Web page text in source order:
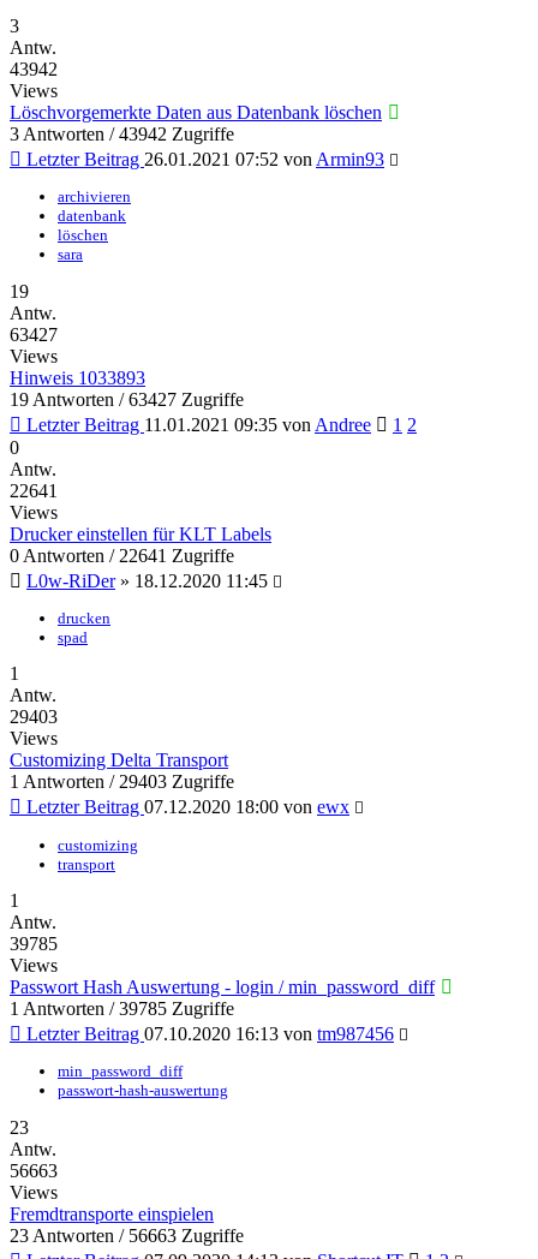
3
Antw.
43942
Views
Löschvorgemerkte Daten aus Datenbank löschen
3 Antworten / 43942 Zugriffe
Letzter Beitrag 26.01.2021 07:52 von Armin93
archivieren
datenbank
löschen
sara
19
Antw.
63427
Views
Hinweis 1033893
19 Antworten / 63427 Zugriffe
Letzter Beitrag 11.01.2021 09:35 von Andree 1 2
0
Antw.
22641
Views
Drucker einstellen für KLT Labels
0 Antworten / 22641 Zugriffe
L0w-RiDer» 18.12.2020 11:45
drucken
spad
1
Antw.
29403
Views
Customizing Delta Transport
1 Antworten / 29403 Zugriffe
Letzter Beitrag 07.12.2020 18:00 von ewx
customizing
transport
1
Antw.
39785
Views
Passwort Hash Auswertung - login / min_password_diff
1 Antworten / 39785 Zugriffe
Letzter Beitrag 07.10.2020 16:13 von tm987456
min_password_diff
passwort-hash-auswertung
23
Antw.
56663
Views
Fremdtransporte einspielen
23 Antworten / 56663 Zugriffe